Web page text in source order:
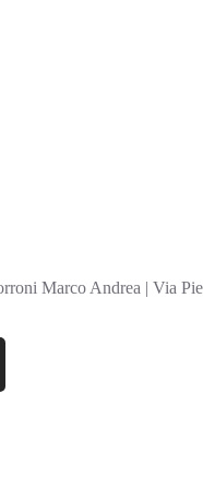
Marco Andrea | Via